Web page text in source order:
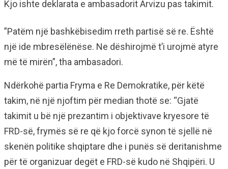
Kjo ishte deklarata e ambasadorit Arvizu pas takimit.
”Patëm një bashkëbisedim rreth partisë së re. Është
një ide mbresëlënëse. Ne dëshirojmë t’i urojmë atyre
më të mirën”, tha ambasadori.
Ndërkohë partia Fryma e Re Demokratike, për këtë
takim, në një njoftim për median thotë se: “Gjatë
takimit u bë një prezantim i objektivave kryesore të
FRD-së, frymës së re që kjo forcë synon të sjellë në
skenën politike shqiptare dhe i punës së deritanishme
për të organizuar degët e FRD-së kudo në Shqipëri. U